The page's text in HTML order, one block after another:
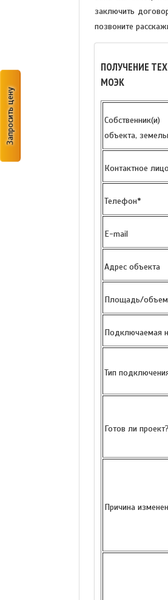
заключить
позвоните
Запросить цену
ПОЛУЧЕНИЕ
МОЭК
объекта,
Контактное лицо
Телефон*
E-mail
Адрес объекта
Площадь/
Подключаемая
Тип
Готов ли проект?
Причина